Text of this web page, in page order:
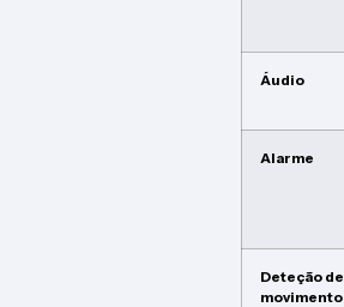
Áudio
Alarme
Deteção de
movimento